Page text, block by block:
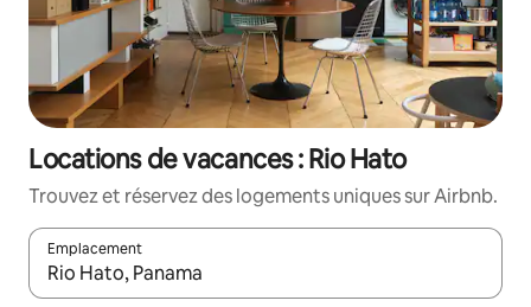
Locations de vacances : Rio Hato
Trouvez et réservez des logements uniques sur Airbnb.
Emplacement
Quand les résultats sont affichés, parcourez-les en utilisant